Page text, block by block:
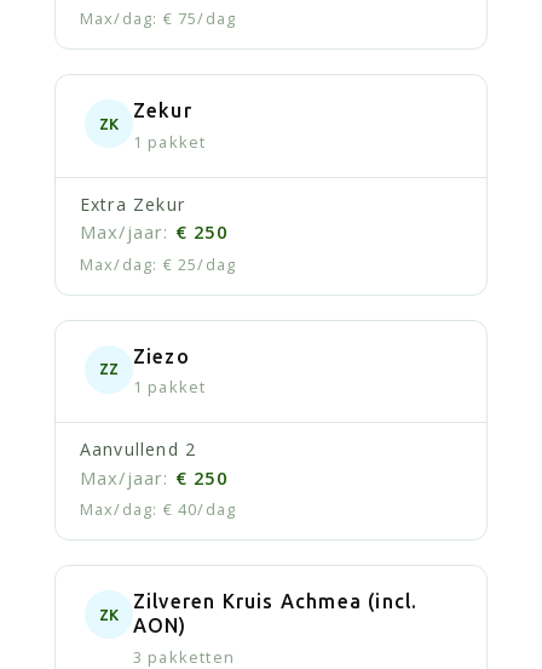
€ 75/dag
ZK
Zekur
1 pakket
Extra Zekur
€ 250
€ 25/dag
ZZ
Ziezo
1 pakket
Aanvullend 2
€ 250
€ 40/dag
ZK
Zilveren Kruis Achmea (incl.
AON)
3 pakketten